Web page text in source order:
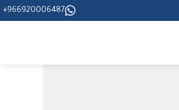
966920006487+